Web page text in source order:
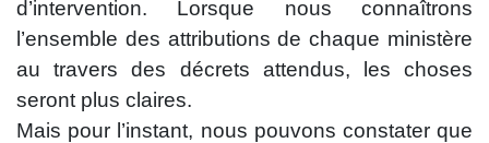
d’intervention. Lorsque nous connaîtrons
l’ensemble des attributions de chaque ministère
au travers des décrets attendus, les choses
seront plus claires.
Mais pour l’instant, nous pouvons constater que